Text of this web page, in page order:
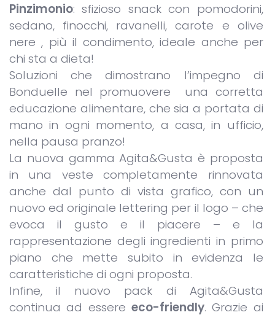
Pinzimonio: sfizioso snack con pomodorini,
sedano, finocchi, ravanelli, carote e olive
nere , più il condimento, ideale anche per
chi sta a dieta!
Soluzioni che dimostrano l’impegno di
Bonduelle nel promuovere una corretta
educazione alimentare, che sia a portata di
mano in ogni momento, a casa, in ufficio,
nella pausa pranzo!
La nuova gamma Agita&Gusta è proposta
in una veste completamente rinnovata
anche dal punto di vista grafico, con un
nuovo ed originale lettering per il logo – che
evoca il gusto e il piacere – e la
rappresentazione degli ingredienti in primo
piano che mette subito in evidenza le
caratteristiche di ogni proposta.
Infine, il nuovo pack di Agita&Gusta
continua ad essereeco-friendly. Grazie ai